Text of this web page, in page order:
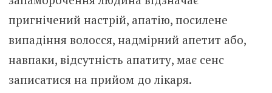
пригнічений настрій, апатію, посилене
випадіння волосся, надмірний апетит або,
навпаки, відсутність апатиту, має сенс
записатися на прийом до лікаря.